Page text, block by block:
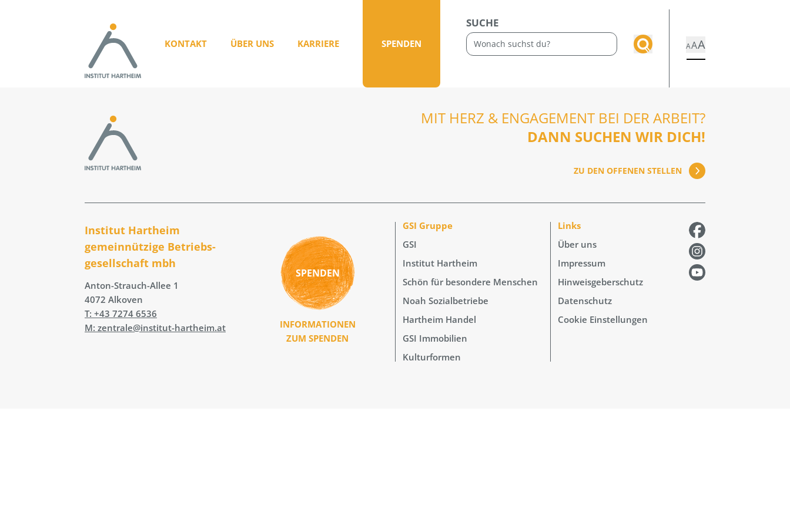
KONTAKT ÜBER UNS KARRIERE SPENDEN
SUCHE
AAA
MIT HERZ & ENGAGEMENT BEI DER ARBEIT?
DANN SUCHEN WIR DICH!
ZU DEN OFFENEN STELLEN
Institut Hartheim
gemeinnützige Betriebs­
gesellschaft mbh
Anton-Strauch-Allee 1
4072 Alkoven
T: +43 7274 6536
M: zentrale@institut-hartheim.at
SPENDEN
INFORMATIONEN
ZUM SPENDEN
GSI Gruppe
GSI
Institut Hartheim
Schön für besondere Menschen
Noah Sozialbetriebe
Hartheim Handel
GSI Immobilien
Kulturformen
Links
Über uns
Impressum
Hinweisgeberschutz
Datenschutz
Cookie Einstellungen